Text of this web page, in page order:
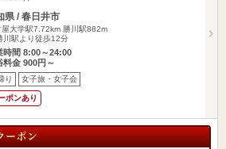
県 / 春日井市
屋大学駅7.72km 勝川駅882m
川駅より徒歩12分
時間 8:00～24:00
料金 900円～
り 女子旅・女子会
ポンあり